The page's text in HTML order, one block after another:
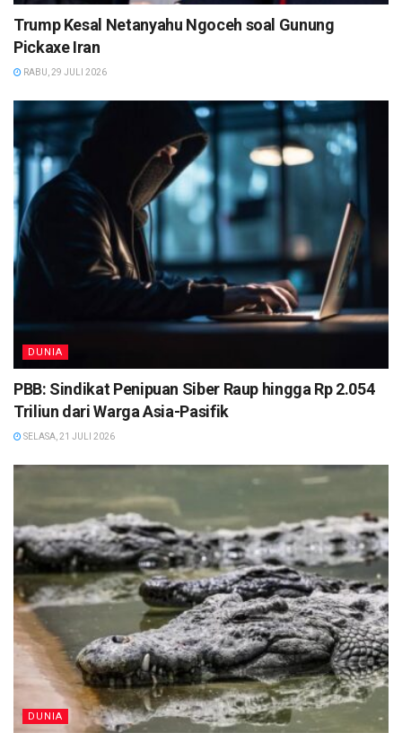
Trump Kesal Netanyahu Ngoceh soal Gunung
Pickaxe Iran
RABU, 29 JULI 2026
DUNIA
PBB: Sindikat Penipuan Siber Raup hingga Rp 2.054
Triliun dari Warga Asia-Pasifik
SELASA, 21 JULI 2026
DUNIA